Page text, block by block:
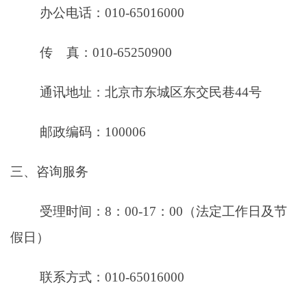
办公电话：010-65016000
传 真：010-65250900
通讯地址：北京市东城区东交民巷44号
邮政编码：100006
三、咨询服务
受理时间：8：00-17：00（法定工作日及节
假日）
联系方式：010-65016000